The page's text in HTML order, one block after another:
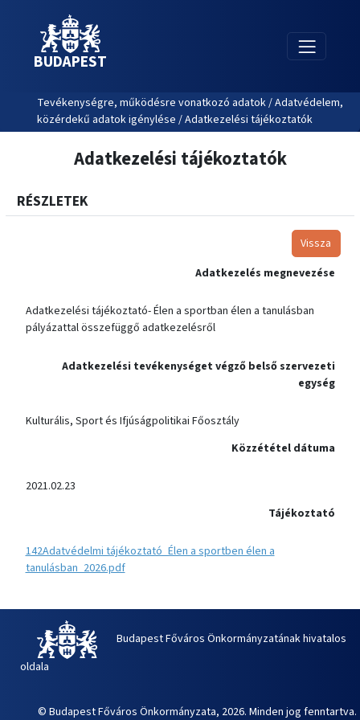
BUDAPEST
Tevékenységre, működésre vonatkozó adatok / Adatvédelem,
közérdekű adatok igénylése / Adatkezelési tájékoztatók
Adatkezelési tájékoztatók
RÉSZLETEK
Vissza
Adatkezelés megnevezése
Adatkezelési tájékoztató- Élen a sportban élen a tanulásban
pályázattal összefüggő adatkezelésről
Adatkezelési tevékenységet végző belső szervezeti
egység
Kulturális, Sport és Ifjúságpolitikai Főosztály
Közzététel dátuma
2021.02.23
Tájékoztató
142Adatvédelmi tájékoztató_Élen a sportben élen a
tanulásban_2026.pdf
Budapest Főváros Önkormányzatának hivatalos
oldala
© Budapest Főváros Önkormányzata, 2026. Minden jog fenntartva.